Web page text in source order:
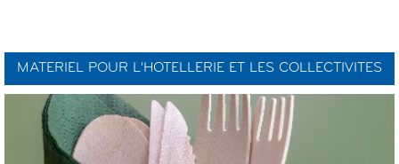
MATERIEL POUR L'HOTELLERIE ET LES COLLECTIVITES